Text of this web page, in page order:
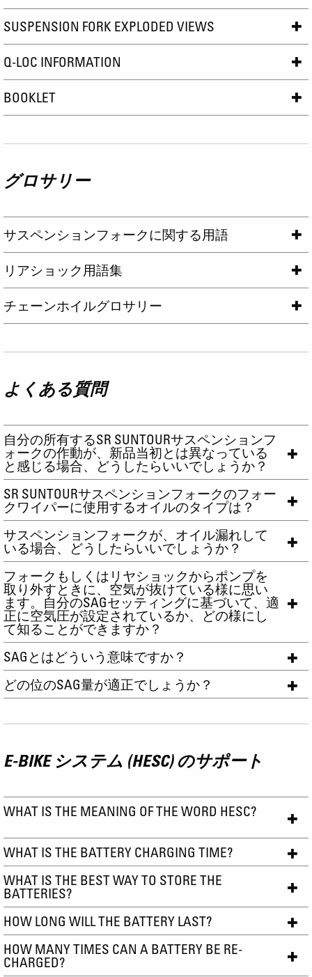
SUSPENSION FORK EXPLODED VIEWS
Q-LOC INFORMATION
BOOKLET
グロサリー
サスペンションフォークに関する用語
リアショック用語集
チェーンホイルグロサリー
よくある質問
自分の所有するSR SUNTOURサスペンションフ
ォークの作動が、新品当初とは異なっている
と感じる場合、どうしたらいいでしょうか？
SR SUNTOURサスペンションフォークのフォー
クワイパーに使用するオイルのタイプは？
サスペンションフォークが、オイル漏れして
いる場合、どうしたらいいでしょうか？
フォークもしくはリヤショックからポンプを
取り外すときに、空気が抜けている様に思い
ます。自分のSAGセッティングに基づいて、適
正に空気圧が設定されているか、どの様にし
て知ることができますか？
SAGとはどういう意味ですか？
どの位のSAG量が適正でしょうか？
E-BIKE システム (HESC) のサポート
WHAT IS THE MEANING OF THE WORD HESC?
WHAT IS THE BATTERY CHARGING TIME?
WHAT IS THE BEST WAY TO STORE THE
BATTERIES?
HOW LONG WILL THE BATTERY LAST?
HOW MANY TIMES CAN A BATTERY BE RE-
CHARGED?